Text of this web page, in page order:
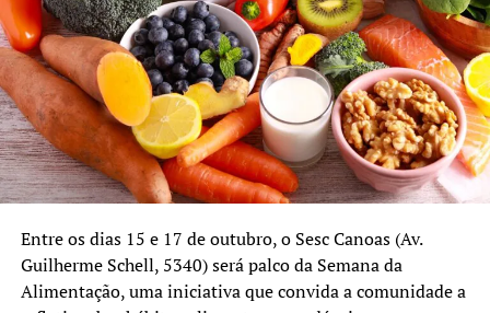
Entre os dias 15 e 17 de outubro, o Sesc Canoas (Av.
Guilherme Schell, 5340) será palco da Semana da
Alimentação, uma iniciativa que convida a comunidade a